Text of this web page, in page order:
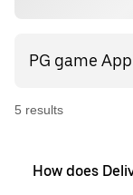
5 results
How does